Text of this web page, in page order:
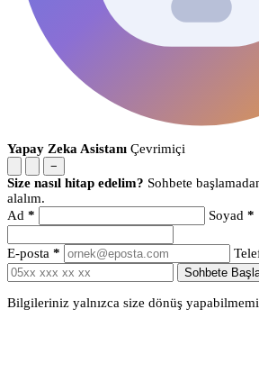
Yapay Zeka Asistanı Çevrimiçi
−
Size nasıl hitap edelim? Sohbete
alalım.
Ad * Soyad *
E-posta *
Sohbete
Bilgileriniz yalnızca size dönüş